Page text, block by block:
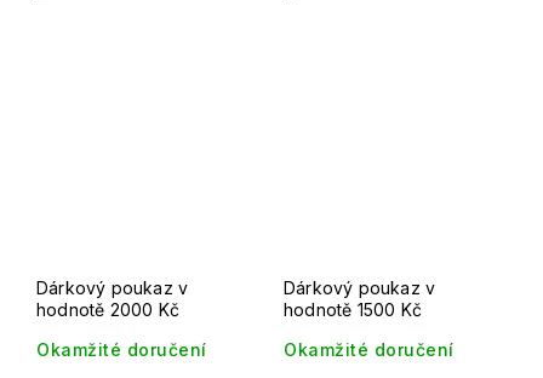
Dárkový poukaz v
hodnotě 2000 Kč
Okamžité doručení
Dárkový poukaz v
hodnotě 1500 Kč
Okamžité doručení